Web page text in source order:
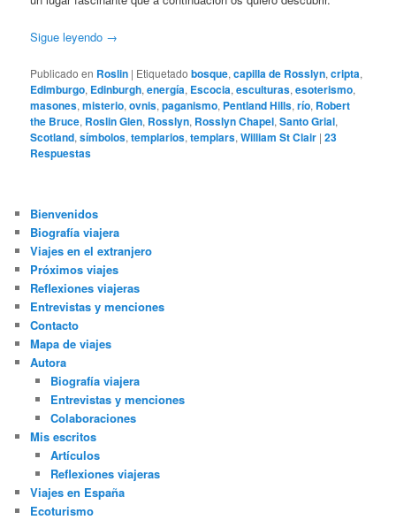
Sigue leyendo →
Publicado en Roslin | Etiquetado bosque,capilla de Rosslyn,cripta,
Edimburgo, Edinburgh,energía, Escocia,esculturas,esoterismo,
masones,misterio,ovnis,paganismo, Pentland Hills,río, Robert
the Bruce, Roslin Glen, Rosslyn, Rosslyn Chapel,Santo Grial,
Scotland,símbolos,templarios,templars,William St Clair |23
Respuestas
Bienvenidos
Biografía viajera
Viajes en el extranjero
Próximos viajes
Reflexiones viajeras
Entrevistas y menciones
Contacto
Mapa de viajes
Autora
Biografía viajera
Entrevistas y menciones
Colaboraciones
Mis escritos
Artículos
Reflexiones viajeras
Viajes en España
Ecoturismo